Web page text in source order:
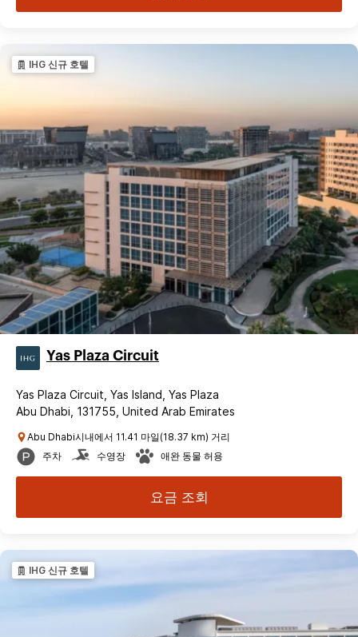
IHG 신규 호텔
Yas Plaza Circuit
Yas Plaza Circuit, Yas Island, Yas Plaza
Abu Dhabi, 131755, United Arab Emirates
Abu Dhabi시내에서 11.41 마일(18.37 km) 거리
주차
수영장 애완 동물 허용
요금 조회
IHG 신규 호텔